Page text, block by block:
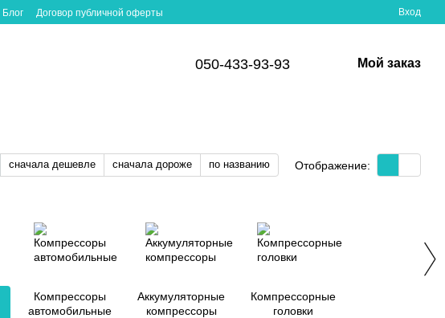
Блог Договор публичной оферты Вход
050-433-93-93 Мой заказ
сначала дешевле сначала дороже по названию Отображение:
Компрессоры
автомобильные
Аккумуляторные
компрессоры
Компрессорные
головки